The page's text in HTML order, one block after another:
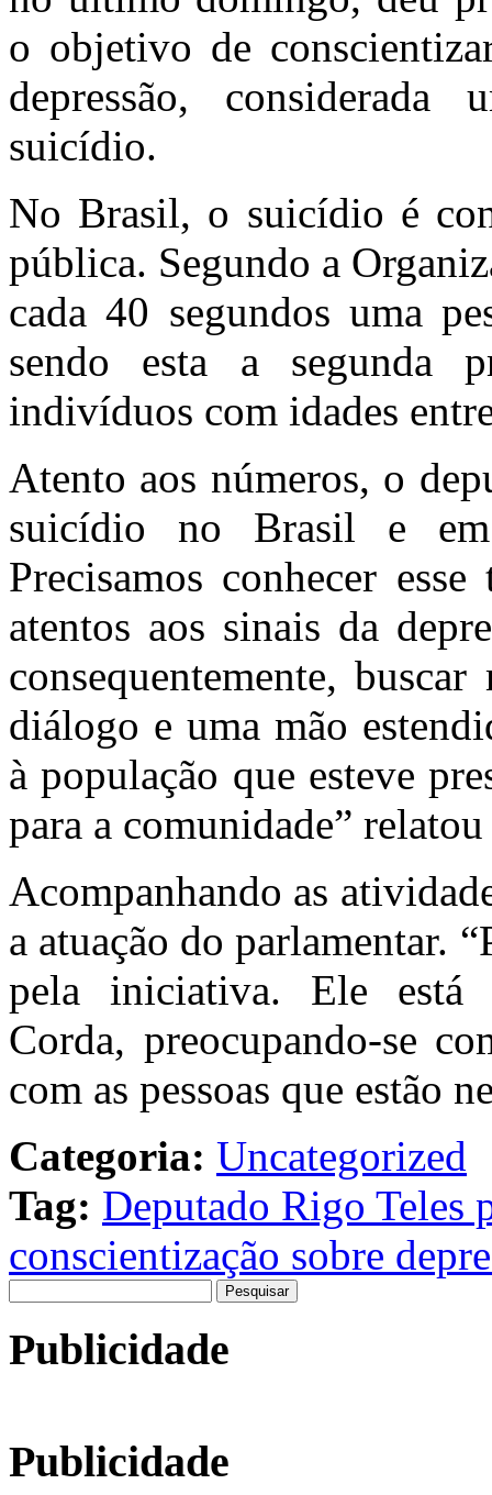
o objetivo de
depressão,
suicídio.
No Brasil, o suicídio é
pública. Segundo a
cada 40 segundos uma
sendo esta a segunda
indivíduos com idades
Atento aos números, o
suicídio no Brasil e
Precisamos conhecer
atentos aos sinais da
consequentemente,
diálogo e uma mão
à população que esteve
para a comunidade”
Acompanhando as
a atuação do parlamentar.
pela iniciativa. Ele está
Corda, preocupando-se
com as pessoas que estão
Categoria: Uncategorized
Tag: Deputado Rigo Teles
conscientização sobre
por:
Publicidade
Publicidade